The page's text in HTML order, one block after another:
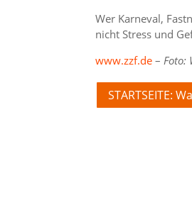
Wer Karneval,
nicht Stress und
www.zzf.de – Foto:
STARTSEITE: